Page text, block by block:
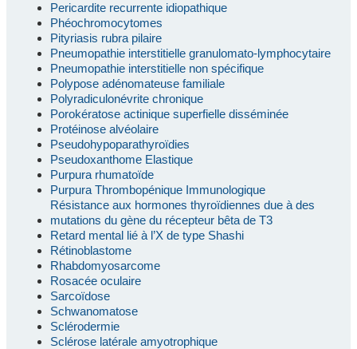
Pericardite recurrente idiopathique
Phéochromocytomes
Pityriasis rubra pilaire
Pneumopathie interstitielle granulomato-lymphocytaire
Pneumopathie interstitielle non spécifique
Polypose adénomateuse familiale
Polyradiculonévrite chronique
Porokératose actinique superfielle disséminée
Protéinose alvéolaire
Pseudohypoparathyroïdies
Pseudoxanthome Elastique
Purpura rhumatoïde
Purpura Thrombopénique Immunologique
Résistance aux hormones thyroïdiennes due à des
mutations du gène du récepteur bêta de T3
Retard mental lié à l’X de type Shashi
Rétinoblastome
Rhabdomyosarcome
Rosacée oculaire
Sarcoïdose
Schwanomatose
Sclérodermie
Sclérose latérale amyotrophique